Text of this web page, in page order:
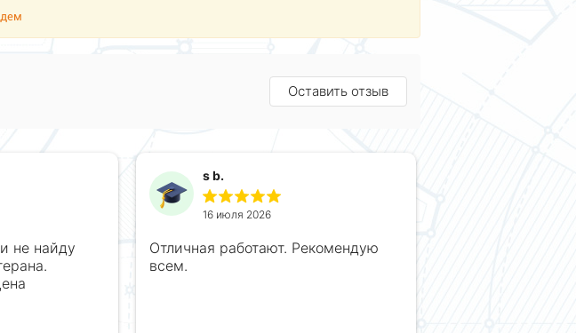
Оставить отзыв
не найду
s b.
16 июля 2026
Отличная работают. Рекомендую
всем.